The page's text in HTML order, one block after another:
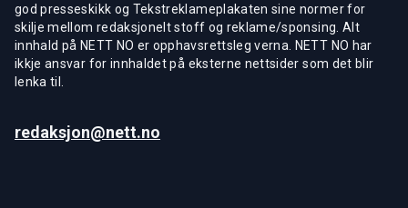
god presseskikk og Tekstreklameplakaten sine normer for
skilje mellom redaksjonelt stoff og reklame/sponsing. Alt
innhald på NETT NO er opphavsrettsleg verna. NETT NO har
ikkje ansvar for innhaldet på eksterne nettsider som det blir
lenka til.
redaksjon@nett.no